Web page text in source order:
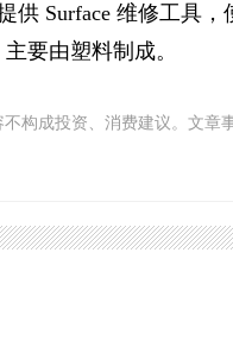
Surface 维修工具，
要由塑料制成。
构成投资、消费建议。文章